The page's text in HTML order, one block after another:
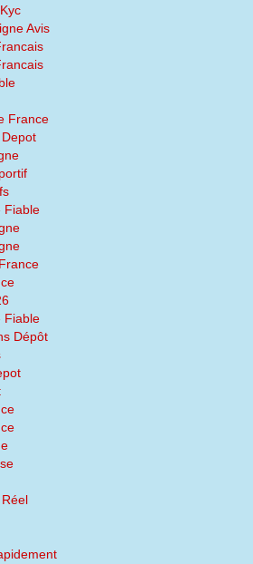
Avis
France
Fiable
Fiable
Dépôt